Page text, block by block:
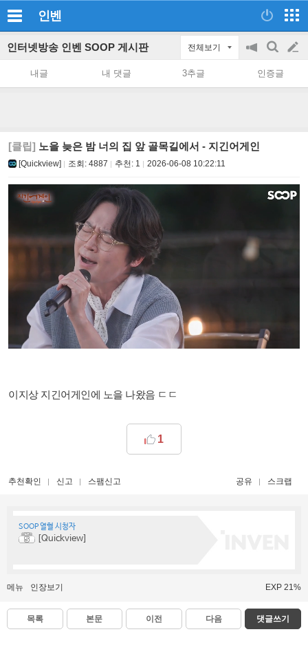
인벤
인터넷방송 인벤 SOOP 게시판 전체보기
공
on/off
검
색
글
쓰
내글 내 댓글 3추글 인증글
[클립] 노을 늦은 밤 너의 집 앞 골목길에서 - 지긴어게인
[Quickview] 조회: 4887 추천: 1 2026-06-08 10:22:11
이지상 지긴어게인에 노을 나왔음 ㄷㄷ
1
추천확인 신고 스팸신고 공유 스크랩
SOOP 열혈 시청자
[Quickview]
메뉴 인장보기 EXP 21%
목록 본문 이전 다음 댓글쓰기